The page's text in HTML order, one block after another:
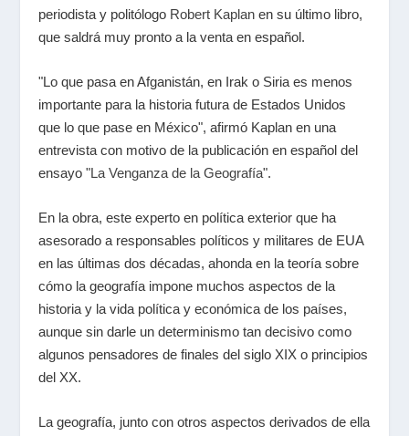
periodista y politólogo Robert Kaplan en su último libro,
que saldrá muy pronto a la venta en español.
"Lo que pasa en Afganistán, en Irak o Siria es menos
importante para la historia futura de Estados Unidos
que lo que pase en México", afirmó Kaplan en una
entrevista con motivo de la publicación en español del
ensayo "La Venganza de la Geografía".
En la obra, este experto en política exterior que ha
asesorado a responsables políticos y militares de EUA
en las últimas dos décadas, ahonda en la teoría sobre
cómo la geografía impone muchos aspectos de la
historia y la vida política y económica de los países,
aunque sin darle un determinismo tan decisivo como
algunos pensadores de finales del siglo XIX o principios
del XX.
La geografía, junto con otros aspectos derivados de ella